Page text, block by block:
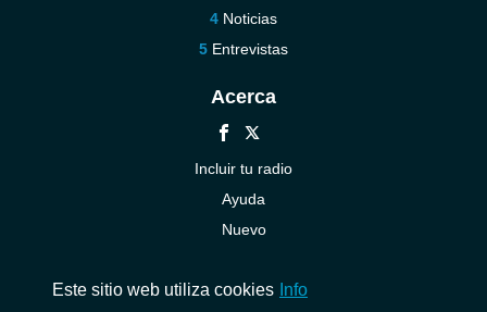
Noticias
Entrevistas
Acerca
Incluir tu radio
Ayuda
Nuevo
Este sitio web utiliza cookies Info